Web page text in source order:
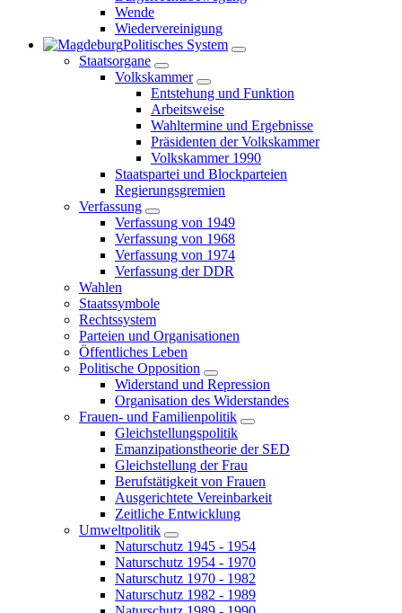
Wende
Wiedervereinigung
Politisches System
Staatsorgane
Volkskammer
Entstehung und Funktion
Arbeitsweise
Wahltermine und Ergebnisse
Präsidenten der Volkskammer
Volkskammer 1990
Staatspartei und Blockparteien
Regierungsgremien
Verfassung
Verfassung von 1949
Verfassung von 1968
Verfassung von 1974
Verfassung der DDR
Wahlen
Staatssymbole
Rechtssystem
Parteien und Organisationen
Öffentliches Leben
Politische Opposition
Widerstand und Repression
Organisation des Widerstandes
Frauen- und Familienpolitik
Gleichstellungspolitik
Emanzipationstheorie der SED
Gleichstellung der Frau
Berufstätigkeit von Frauen
Ausgerichtete Vereinbarkeit
Zeitliche Entwicklung
Umweltpolitik
Naturschutz 1945 - 1954
Naturschutz 1954 - 1970
Naturschutz 1970 - 1982
Naturschutz 1982 - 1989